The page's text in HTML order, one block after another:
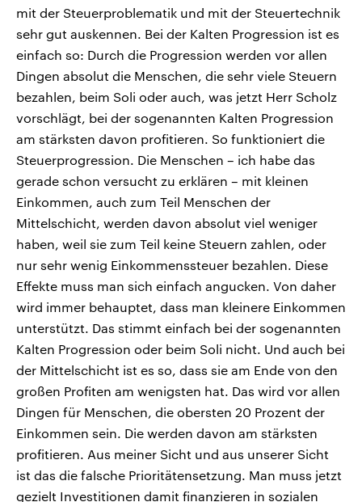
mit der Steuerproblematik und mit der Steuertechnik
sehr gut auskennen. Bei der Kalten Progression ist es
einfach so: Durch die Progression werden vor allen
Dingen absolut die Menschen, die sehr viele Steuern
bezahlen, beim Soli oder auch, was jetzt Herr Scholz
vorschlägt, bei der sogenannten Kalten Progression
am stärksten davon profitieren. So funktioniert die
Steuerprogression. Die Menschen – ich habe das
gerade schon versucht zu erklären – mit kleinen
Einkommen, auch zum Teil Menschen der
Mittelschicht, werden davon absolut viel weniger
haben, weil sie zum Teil keine Steuern zahlen, oder
nur sehr wenig Einkommenssteuer bezahlen. Diese
Effekte muss man sich einfach angucken. Von daher
wird immer behauptet, dass man kleinere Einkommen
unterstützt. Das stimmt einfach bei der sogenannten
Kalten Progression oder beim Soli nicht. Und auch bei
der Mittelschicht ist es so, dass sie am Ende von den
großen Profiten am wenigsten hat. Das wird vor allen
Dingen für Menschen, die obersten 20 Prozent der
Einkommen sein. Die werden davon am stärksten
profitieren. Aus meiner Sicht und aus unserer Sicht
ist das die falsche Prioritätensetzung. Man muss jetzt
gezielt Investitionen damit finanzieren in sozialen